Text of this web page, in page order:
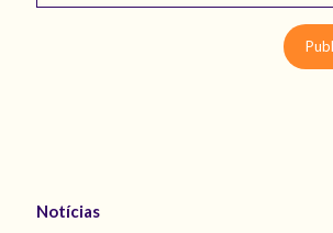
Notícias